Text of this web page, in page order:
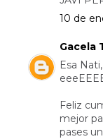
10 de
Gacela
Esa
Feliz
mejor
pases